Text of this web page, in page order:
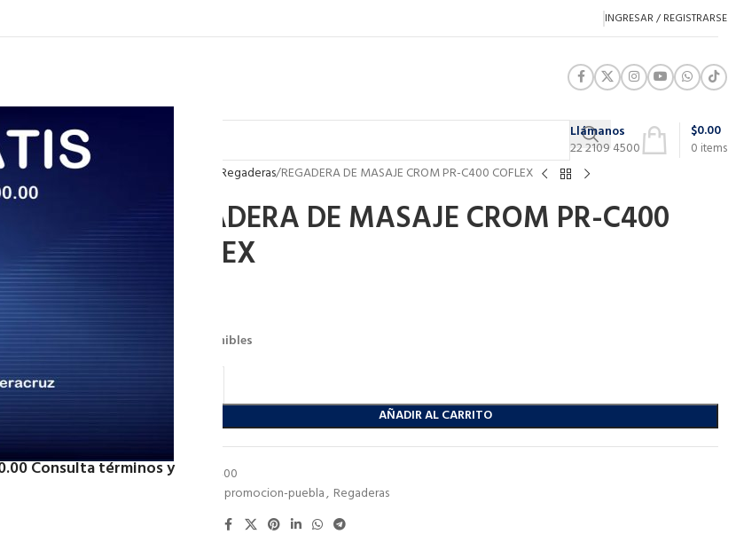
Consulta términos y
INGRESAR / REGISTRARSE
Llámanos
22 2109 4500
0 items
$0.00
Regaderas REGADERA DE MASAJE CROM PR-C400 COFLEX
REGADERA DE MASAJE CROM PR-C400
COFLEX
31 disponibles
AÑADIR AL CARRITO
SKU:
CFPRC400
promocion-puebla, Regaderas